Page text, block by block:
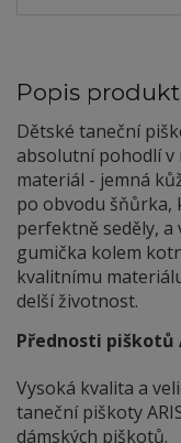
Popis
Dětské taneční
absolutní pohodlí v
materiál - jemná
po obvodu šňůrka,
perfektně seděly, a
gumička kolem
kvalitnímu
delší životnost.
Přednosti piškotů
Vysoká kvalita a
taneční piškoty
dámských piškotů.